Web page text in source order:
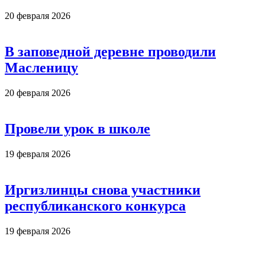
20 февраля 2026
В заповедной деревне проводили
Масленицу
20 февраля 2026
Провели урок в школе
19 февраля 2026
Иргизлинцы снова участники
республиканского конкурса
19 февраля 2026